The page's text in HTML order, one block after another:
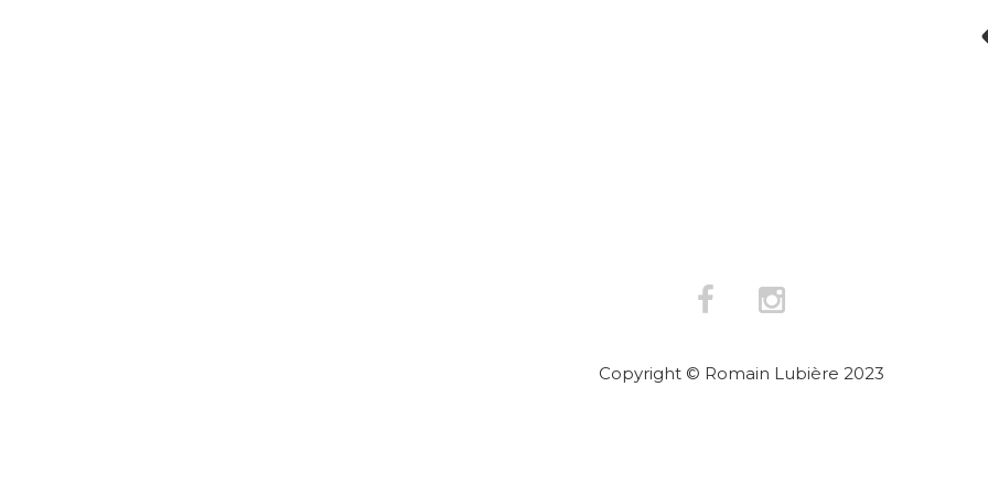
Copyright © Romain Lubière 2023